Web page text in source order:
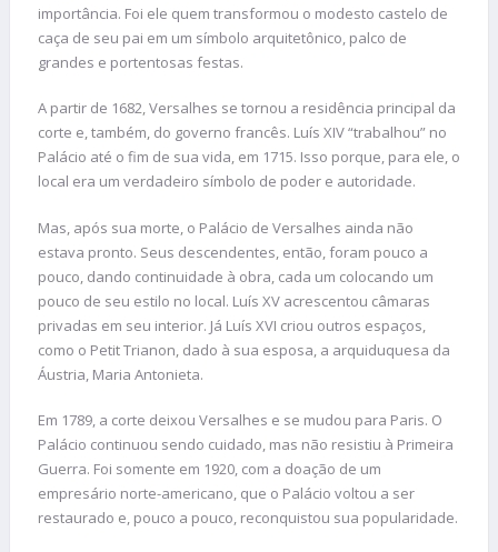
importância. Foi ele quem transformou o modesto castelo de
caça de seu pai em um símbolo arquitetônico, palco de
grandes e portentosas festas.
A partir de 1682, Versalhes se tornou a residência principal da
corte e, também, do governo francês. Luís XIV “trabalhou” no
Palácio até o fim de sua vida, em 1715. Isso porque, para ele, o
local era um verdadeiro símbolo de poder e autoridade.
Mas, após sua morte, o Palácio de Versalhes ainda não
estava pronto. Seus descendentes, então, foram pouco a
pouco, dando continuidade à obra, cada um colocando um
pouco de seu estilo no local. Luís XV acrescentou câmaras
privadas em seu interior. Já Luís XVI criou outros espaços,
como o Petit Trianon, dado à sua esposa, a arquiduquesa da
Áustria, Maria Antonieta.
Em 1789, a corte deixou Versalhes e se mudou para Paris. O
Palácio continuou sendo cuidado, mas não resistiu à Primeira
Guerra. Foi somente em 1920, com a doação de um
empresário norte-americano, que o Palácio voltou a ser
restaurado e, pouco a pouco, reconquistou sua popularidade.